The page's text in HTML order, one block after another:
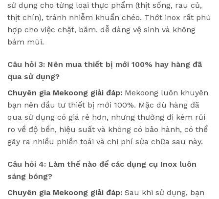
sử dụng cho từng loại thực phẩm (thịt sống, rau củ,
thịt chín), tránh nhiễm khuẩn chéo. Thớt inox rất phù
hợp cho việc chặt, băm, dễ dàng vệ sinh và không
bám mùi.
Câu hỏi 3: Nên mua thiết bị mới 100% hay hàng đã
qua sử dụng?
Chuyên gia Mekoong giải đáp: Mekoong luôn khuyên
bạn nên đầu tư thiết bị mới 100%. Mặc dù hàng đã
qua sử dụng có giá rẻ hơn, nhưng thường đi kèm rủi
ro về độ bền, hiệu suất và không có bảo hành, có thể
gây ra nhiều phiền toái và chi phí sửa chữa sau này.
Câu hỏi 4: Làm thế nào để các dụng cụ Inox luôn
sáng bóng?
Chuyên gia Mekoong giải đáp: Sau khi sử dụng, bạn